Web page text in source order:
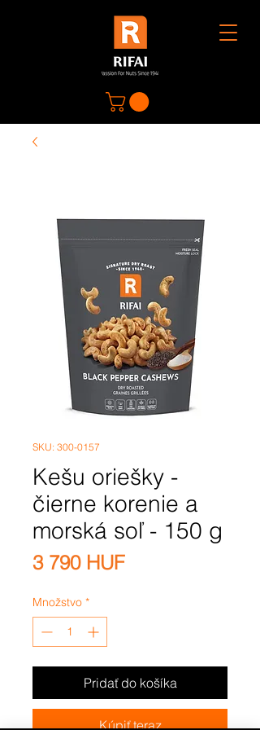
SKU: 300-0157
Kešu oriešky -
čierne korenie a
morská soľ - 150 g
3 790 HUFPrice
Množstvo *
Pridať do košíka
Kúpiť teraz